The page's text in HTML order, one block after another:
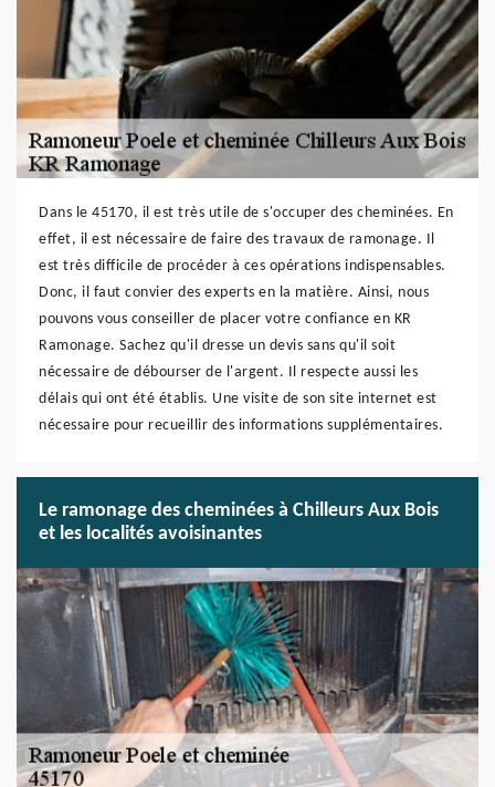
Dans le 45170, il est très utile de s'occuper des cheminées. En
effet, il est nécessaire de faire des travaux de ramonage. Il
est très difficile de procéder à ces opérations indispensables.
Donc, il faut convier des experts en la matière. Ainsi, nous
pouvons vous conseiller de placer votre confiance en KR
Ramonage. Sachez qu'il dresse un devis sans qu'il soit
nécessaire de débourser de l'argent. Il respecte aussi les
délais qui ont été établis. Une visite de son site internet est
nécessaire pour recueillir des informations supplémentaires.
Le ramonage des cheminées à Chilleurs Aux Bois
et les localités avoisinantes